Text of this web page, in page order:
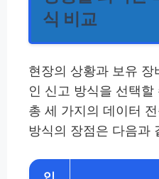
식 비교
현장의 상황과 보유
인 신고 방식을 선택
총 세 가지의 데이터
방식의 장점은 다음과